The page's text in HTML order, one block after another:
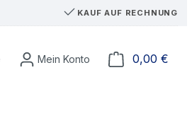
KAUF AUF RECHNUNG
Merkzettel 0,00 €